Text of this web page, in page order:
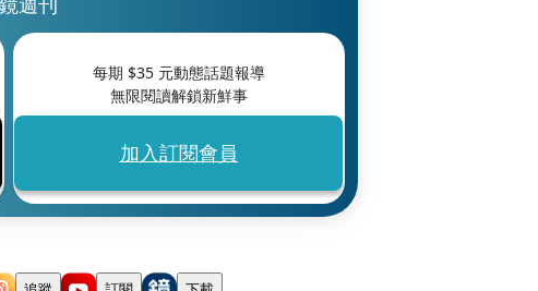
每期 $35元動態話題報導
無限閱讀解鎖新鮮事
加入訂閱會員